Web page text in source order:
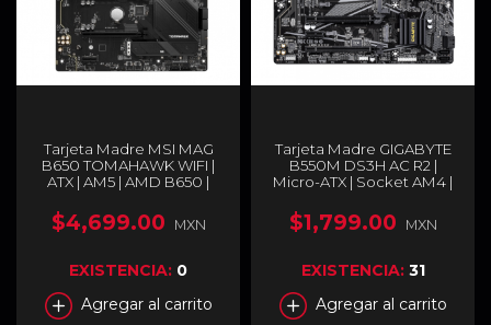
Tarjeta Madre MSI MAG
B650 TOMAHAWK WIFI |
ATX | AM5 | AMD B650 |
HDMI / DisplayPort | Wi-Fi
6E | Bluetooth 5.3 | Negro |
WIFI
$4,699.00 MXN
EXISTENCIA: 0
Agregar al carrito
Tarjeta Madre GIGABYTE
B550M DS3H AC R2 |
Micro-ATX | Socket AM4 |
DDR4 (Hasta 128GB) |
HDMI / DisplayPort | Wi-Fi
B550M DS3H AC R2
$1,799.00 MXN
EXISTENCIA: 31
Agregar al carrito